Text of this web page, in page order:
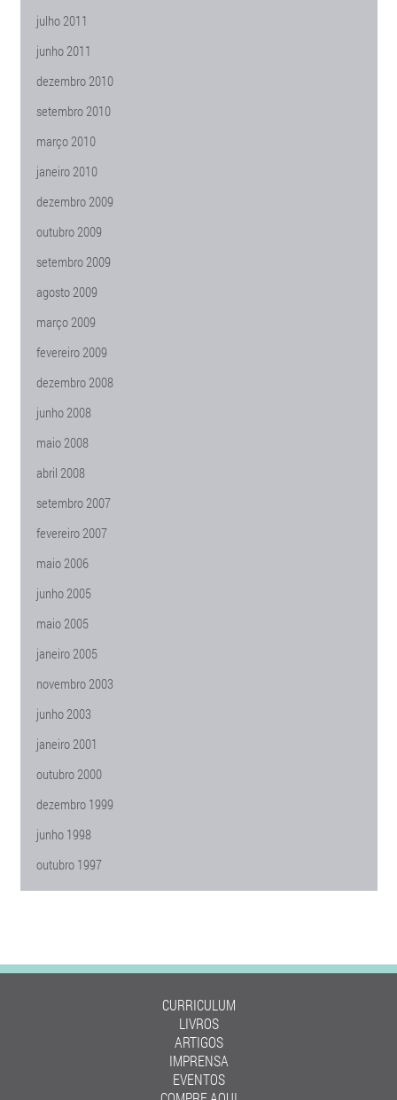
julho 2011
junho 2011
dezembro 2010
setembro 2010
março 2010
janeiro 2010
dezembro 2009
outubro 2009
setembro 2009
agosto 2009
março 2009
fevereiro 2009
dezembro 2008
junho 2008
maio 2008
abril 2008
setembro 2007
fevereiro 2007
maio 2006
junho 2005
maio 2005
janeiro 2005
novembro 2003
junho 2003
janeiro 2001
outubro 2000
dezembro 1999
junho 1998
outubro 1997
CURRICULUM
LIVROS
ARTIGOS
IMPRENSA
EVENTOS